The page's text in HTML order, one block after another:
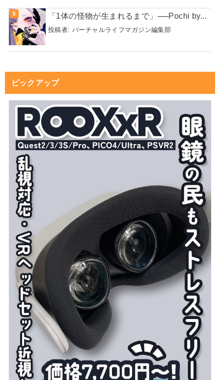
「1体の怪物が生まれるまで」──Pochi by...
投稿者: バーチャルライフマガジン編集部
ピックアップ